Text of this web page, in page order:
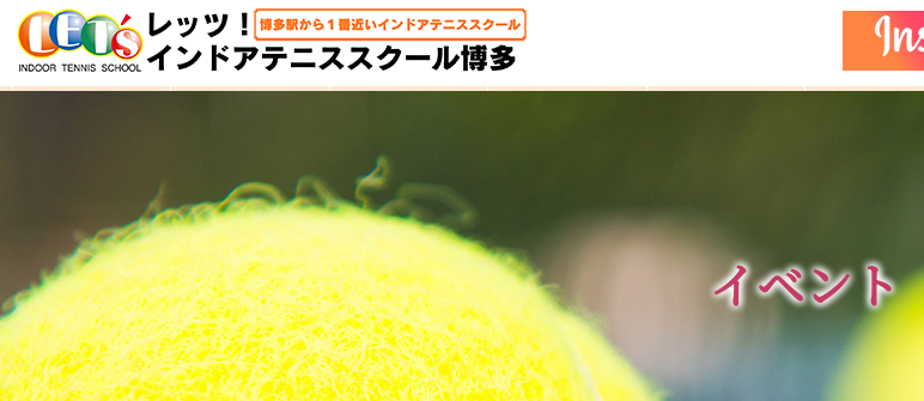
HOME 体験レッスン 大人クラス 子どもクラス イベント
イベント